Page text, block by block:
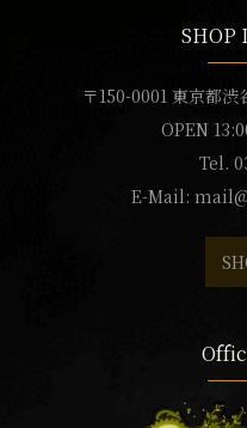
〒150-0001 東京都渋
OPEN
Tel.
E-Mail: